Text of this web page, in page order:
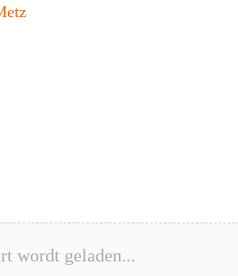
wordt geladen...